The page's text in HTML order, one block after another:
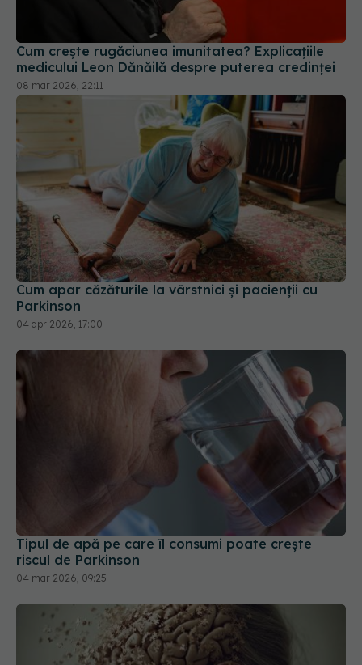
Cum apar căzăturile la vârstnici și pacienții cu
Parkinson
04 apr 2026, 17:00
Tipul de apă pe care îl consumi poate crește
riscul de Parkinson